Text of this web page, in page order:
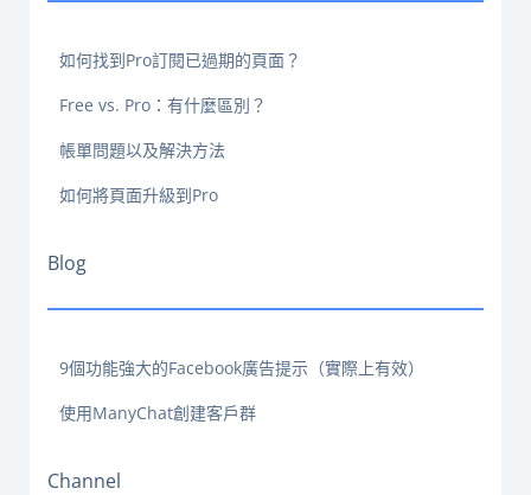
如何找到Pro訂閱已過期的頁面？
Free vs. Pro：有什麼區別？
帳單問題以及解決方法
如何將頁面升級到Pro
Blog
9個功能強大的Facebook廣告提示（實際上有效）
使用ManyChat創建客戶群
Channel